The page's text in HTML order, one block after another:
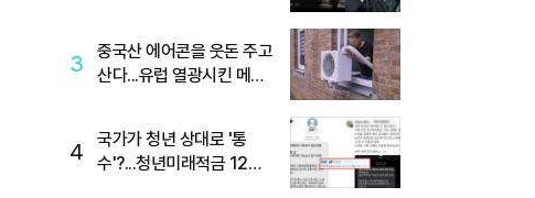
3
중국산 에어콘을 웃돈 주고
산다...유럽 열광시킨 메이
4
국가가 청년 상대로 '통
수'?...청년미래적금 12%